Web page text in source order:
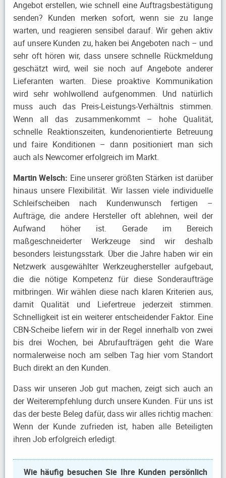
Angebot erstellen, wie schnell eine Auftragsbestätigung
senden? Kunden merken sofort, wenn sie zu lange
warten, und reagieren sensibel darauf. Wir gehen aktiv
auf unsere Kunden zu, haken bei Angeboten nach – und
sehr oft hören wir, dass unsere schnelle Rückmeldung
geschätzt wird, weil sie noch auf Angebote anderer
Lieferanten warten. Diese proaktive Kommunikation
wird sehr wohlwollend aufgenommen. Und natürlich
muss auch das Preis-Leistungs-Verhältnis stimmen.
Wenn all das zusammenkommt – hohe Qualität,
schnelle Reaktionszeiten, kundenorientierte Betreuung
und faire Konditionen – dann positioniert man sich
auch als Newcomer erfolgreich im Markt.
Martin Welsch: Eine unserer größten Stärken ist darüber
hinaus unsere Flexibilität. Wir lassen viele individuelle
Schleifscheiben nach Kundenwunsch fertigen –
Aufträge, die andere Hersteller oft ablehnen, weil der
Aufwand höher ist. Gerade im Bereich
maßgeschneiderter Werkzeuge sind wir deshalb
besonders leistungsstark. Über die Jahre haben wir ein
Netzwerk ausgewählter Werkzeughersteller aufgebaut,
die die nötige Kompetenz für diese Sonderaufträge
mitbringen. Wir wählen diese nach klaren Kriterien aus,
damit Qualität und Liefertreue jederzeit stimmen.
Schnelligkeit ist ein weiterer entscheidender Faktor. Eine
CBN-Scheibe liefern wir in der Regel innerhalb von zwei
bis drei Wochen, bei Abrufaufträgen geht die Ware
normalerweise noch am selben Tag hier vom Standort
Buch direkt an den Kunden.
Dass wir unseren Job gut machen, zeigt sich auch an
der Weiterempfehlung durch unsere Kunden. Für uns ist
das der beste Beleg dafür, dass wir alles richtig machen:
Wenn der Kunde zufrieden ist, haben alle Beteiligten
ihren Job erfolgreich erledigt.
Wie häufig besuchen Sie Ihre Kunden persönlich